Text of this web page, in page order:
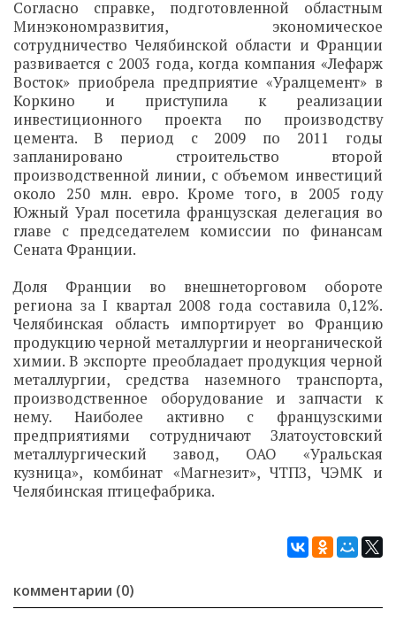
Согласно справке, подготовленной областным
Минэкономразвития, экономическое
сотрудничество Челябинской области и Франции
развивается с 2003 года, когда компания «Лефарж
Восток» приобрела предприятие «Уралцемент» в
Коркино и приступила к реализации
инвестиционного проекта по производству
цемента. В период с 2009 по 2011 годы
запланировано строительство второй
производственной линии, с объемом инвестиций
около 250 млн. евро. Кроме того, в 2005 году
Южный Урал посетила французская делегация во
главе с председателем комиссии по финансам
Сената Франции.
Доля Франции во внешнеторговом обороте
региона за I квартал 2008 года составила 0,12%.
Челябинская область импортирует во Францию
продукцию черной металлургии и неорганической
химии. В экспорте преобладает продукция черной
металлургии, средства наземного транспорта,
производственное оборудование и запчасти к
нему. Наиболее активно с французскими
предприятиями сотрудничают Златоустовский
металлургический завод, ОАО «Уральская
кузница», комбинат «Магнезит», ЧТПЗ, ЧЭМК и
Челябинская птицефабрика.
комментарии (0)